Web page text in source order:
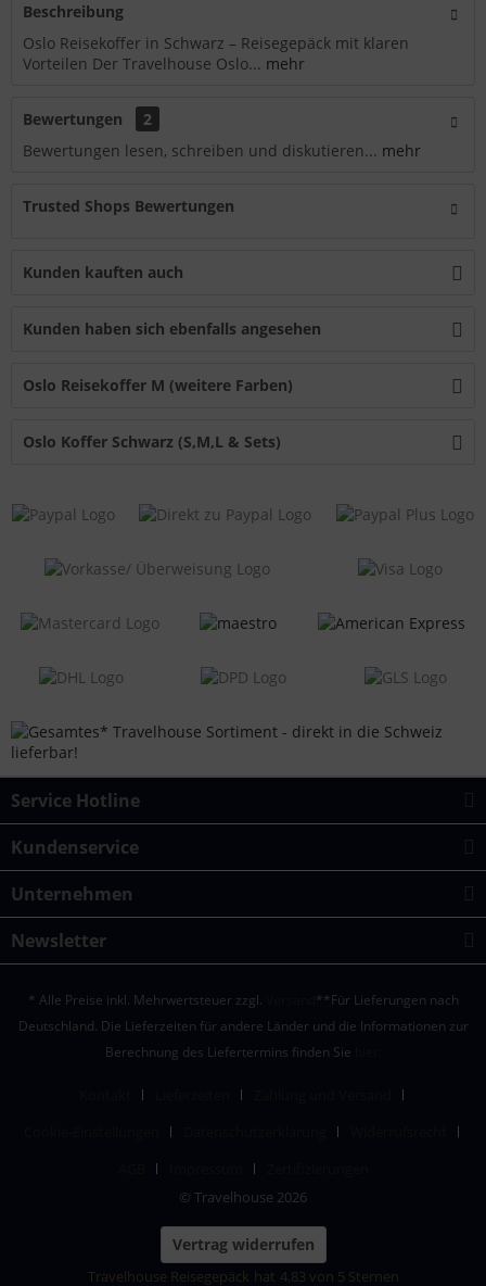
Beschreibung
Oslo Reisekoffer in Schwarz – Reisegepäck mit klaren
Vorteilen Der Travelhouse Oslo... mehr
Bewertungen
2
Bewertungen lesen, schreiben und diskutieren... mehr
Trusted Shops Bewertungen
Kunden kauften auch
Kunden haben sich ebenfalls angesehen
Oslo Reisekoffer M (weitere Farben)
Oslo Koffer Schwarz (S,M,L & Sets)
Service Hotline
Kundenservice
Unternehmen
Newsletter
* Alle Preise inkl. Mehrwertsteuer zzgl.
**Für Lieferungen nach
Deutschland. Die Lieferzeiten für andere Länder und die Informationen zur
Berechnung des Liefertermins finden Sie
© Travelhouse 2026
Vertrag widerrufen
Travelhouse Reisegepäck hat 4,83 von 5 Sternen